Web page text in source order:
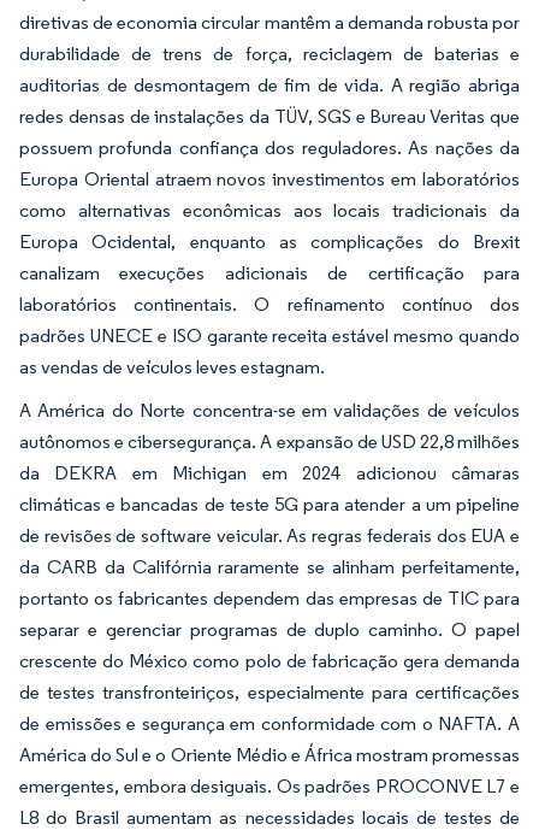
diretivas de economia circular mantêm a demanda robusta por
durabilidade de trens de força, reciclagem de baterias e
auditorias de desmontagem de fim de vida. A região abriga
redes densas de instalações da TÜV, SGS e Bureau Veritas que
possuem profunda confiança dos reguladores. As nações da
Europa Oriental atraem novos investimentos em laboratórios
como alternativas econômicas aos locais tradicionais da
Europa Ocidental, enquanto as complicações do Brexit
canalizam execuções adicionais de certificação para
laboratórios continentais. O refinamento contínuo dos
padrões UNECE e ISO garante receita estável mesmo quando
as vendas de veículos leves estagnam.
A América do Norte concentra-se em validações de veículos
autônomos e cibersegurança. A expansão de USD 22,8 milhões
da DEKRA em Michigan em 2024 adicionou câmaras
climáticas e bancadas de teste 5G para atender a um pipeline
de revisões de software veicular. As regras federais dos EUA e
da CARB da Califórnia raramente se alinham perfeitamente,
portanto os fabricantes dependem das empresas de TIC para
separar e gerenciar programas de duplo caminho. O papel
crescente do México como polo de fabricação gera demanda
de testes transfronteiriços, especialmente para certificações
de emissões e segurança em conformidade com o NAFTA. A
América do Sul e o Oriente Médio e África mostram promessas
emergentes, embora desiguais. Os padrões PROCONVE L7 e
L8 do Brasil aumentam as necessidades locais de testes de